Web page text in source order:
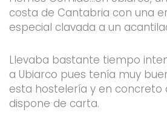
costa de Cantabria con una
especial clavada a un
Llevaba bastante tiempo
a Ubiarco pues tenía muy
esta hostelería y en concreto
dispone de carta.